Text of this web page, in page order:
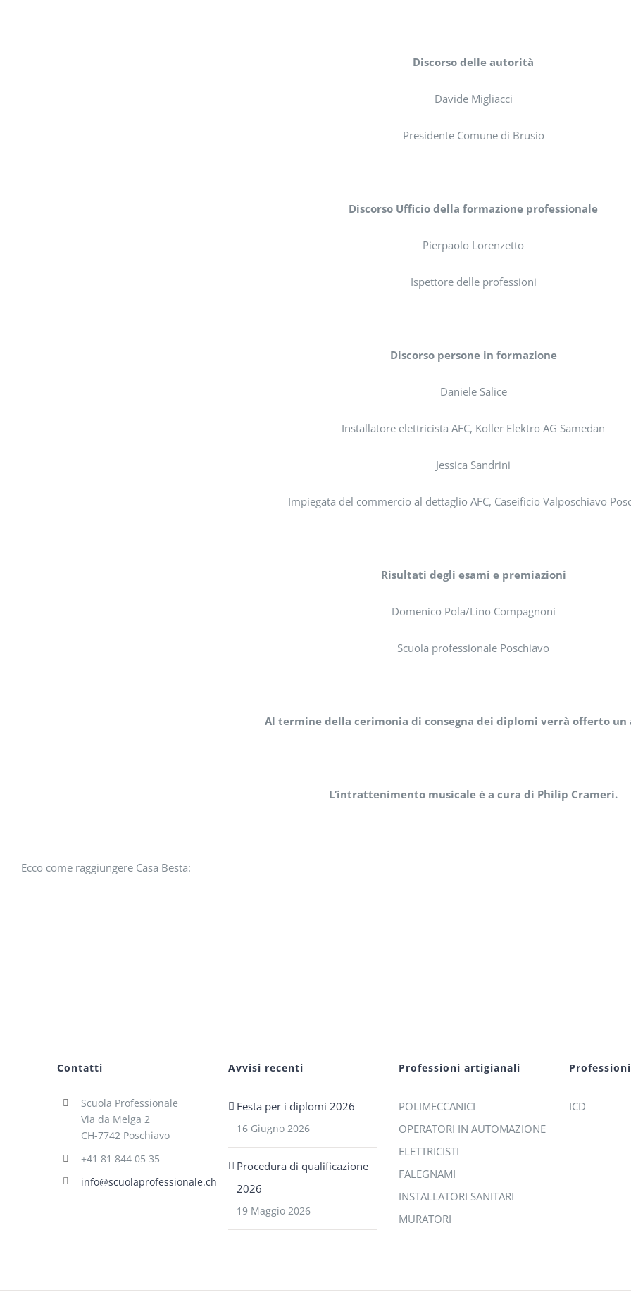
Discorso delle autorità
Davide Migliacci
Presidente Comune di Brusio
Discorso Ufficio della formazione professionale
Pierpaolo Lorenzetto
Ispettore delle professioni
Discorso persone in formazione
Daniele Salice
Installatore elettricista AFC, Koller Elektro AG Samedan
Jessica Sandrini
Impiegata del commercio al dettaglio AFC, Caseificio Valposchiavo
Risultati degli esami e premiazioni
Domenico Pola/Lino Compagnoni
Scuola professionale Poschiavo
Al termine della cerimonia di consegna dei diplomi verrà offerto
L’intrattenimento musicale è a cura di Philip Crameri.
Ecco come raggiungere Casa Besta:
Contatti
Scuola Professionale
Via da Melga 2
CH-7742 Poschiavo
+41 81 844 05 35
info@scuolaprofessionale.ch
Avvisi recenti
Festa per i diplomi 2026
16 Giugno 2026
Procedura di qualificazione
2026
19 Maggio 2026
Professioni artigianali
POLIMECCANICI
OPERATORI IN AUTOMAZIONE
ELETTRICISTI
FALEGNAMI
INSTALLATORI SANITARI
MURATORI
ICD